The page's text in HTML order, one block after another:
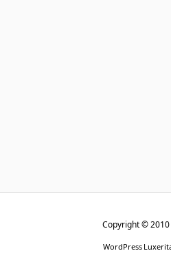
Copyright ©2010
WordPress